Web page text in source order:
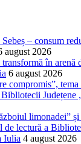
– consum
august 2026
în arenă
6 august 2026
compromis”, tema
Bibliotecii Județene
limonadei” și
lectură a
Iulia 4 august 2026